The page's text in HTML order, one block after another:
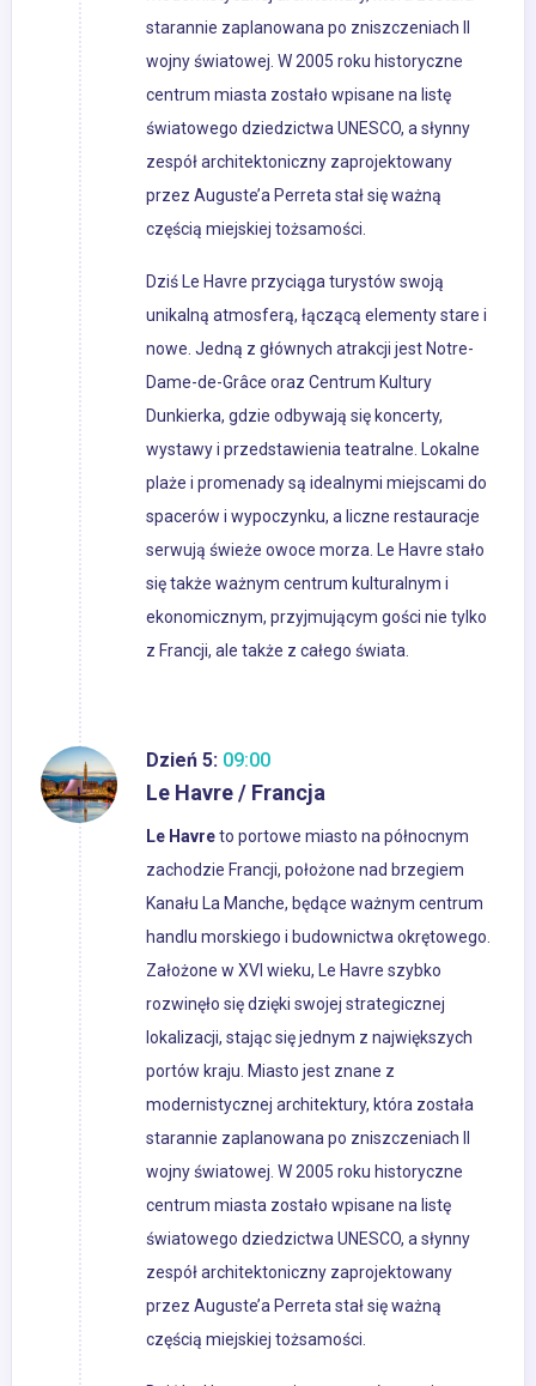
starannie zaplanowana po zniszczeniach II
wojny światowej. W 2005 roku historyczne
centrum miasta zostało wpisane na listę
światowego dziedzictwa UNESCO, a słynny
zespół architektoniczny zaprojektowany
przez Auguste’a Perreta stał się ważną
częścią miejskiej tożsamości.
Dziś Le Havre przyciąga turystów swoją
unikalną atmosferą, łączącą elementy stare i
nowe. Jedną z głównych atrakcji jest Notre-
Dame-de-Grâce oraz Centrum Kultury
Dunkierka, gdzie odbywają się koncerty,
wystawy i przedstawienia teatralne. Lokalne
plaże i promenady są idealnymi miejscami do
spacerów i wypoczynku, a liczne restauracje
serwują świeże owoce morza. Le Havre stało
się także ważnym centrum kulturalnym i
ekonomicznym, przyjmującym gości nie tylko
z Francji, ale także z całego świata.
Dzień 5: 09:00
Le Havre / Francja
Le Havreto portowe miasto na północnym
zachodzie Francji, położone nad brzegiem
Kanału La Manche, będące ważnym centrum
handlu morskiego i budownictwa okrętowego.
Założone w XVI wieku, Le Havre szybko
rozwinęło się dzięki swojej strategicznej
lokalizacji, stając się jednym z największych
portów kraju. Miasto jest znane z
modernistycznej architektury, która została
starannie zaplanowana po zniszczeniach II
wojny światowej. W 2005 roku historyczne
centrum miasta zostało wpisane na listę
światowego dziedzictwa UNESCO, a słynny
zespół architektoniczny zaprojektowany
przez Auguste’a Perreta stał się ważną
częścią miejskiej tożsamości.